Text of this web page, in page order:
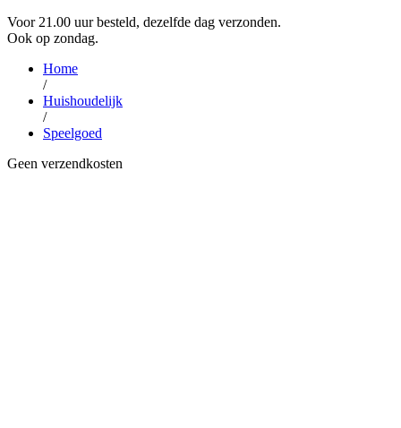
Voor 21.00 uur besteld, dezelfde dag verzonden.
Ook op zondag.
Home
/
Huishoudelijk
/
Speelgoed
Geen verzendkosten